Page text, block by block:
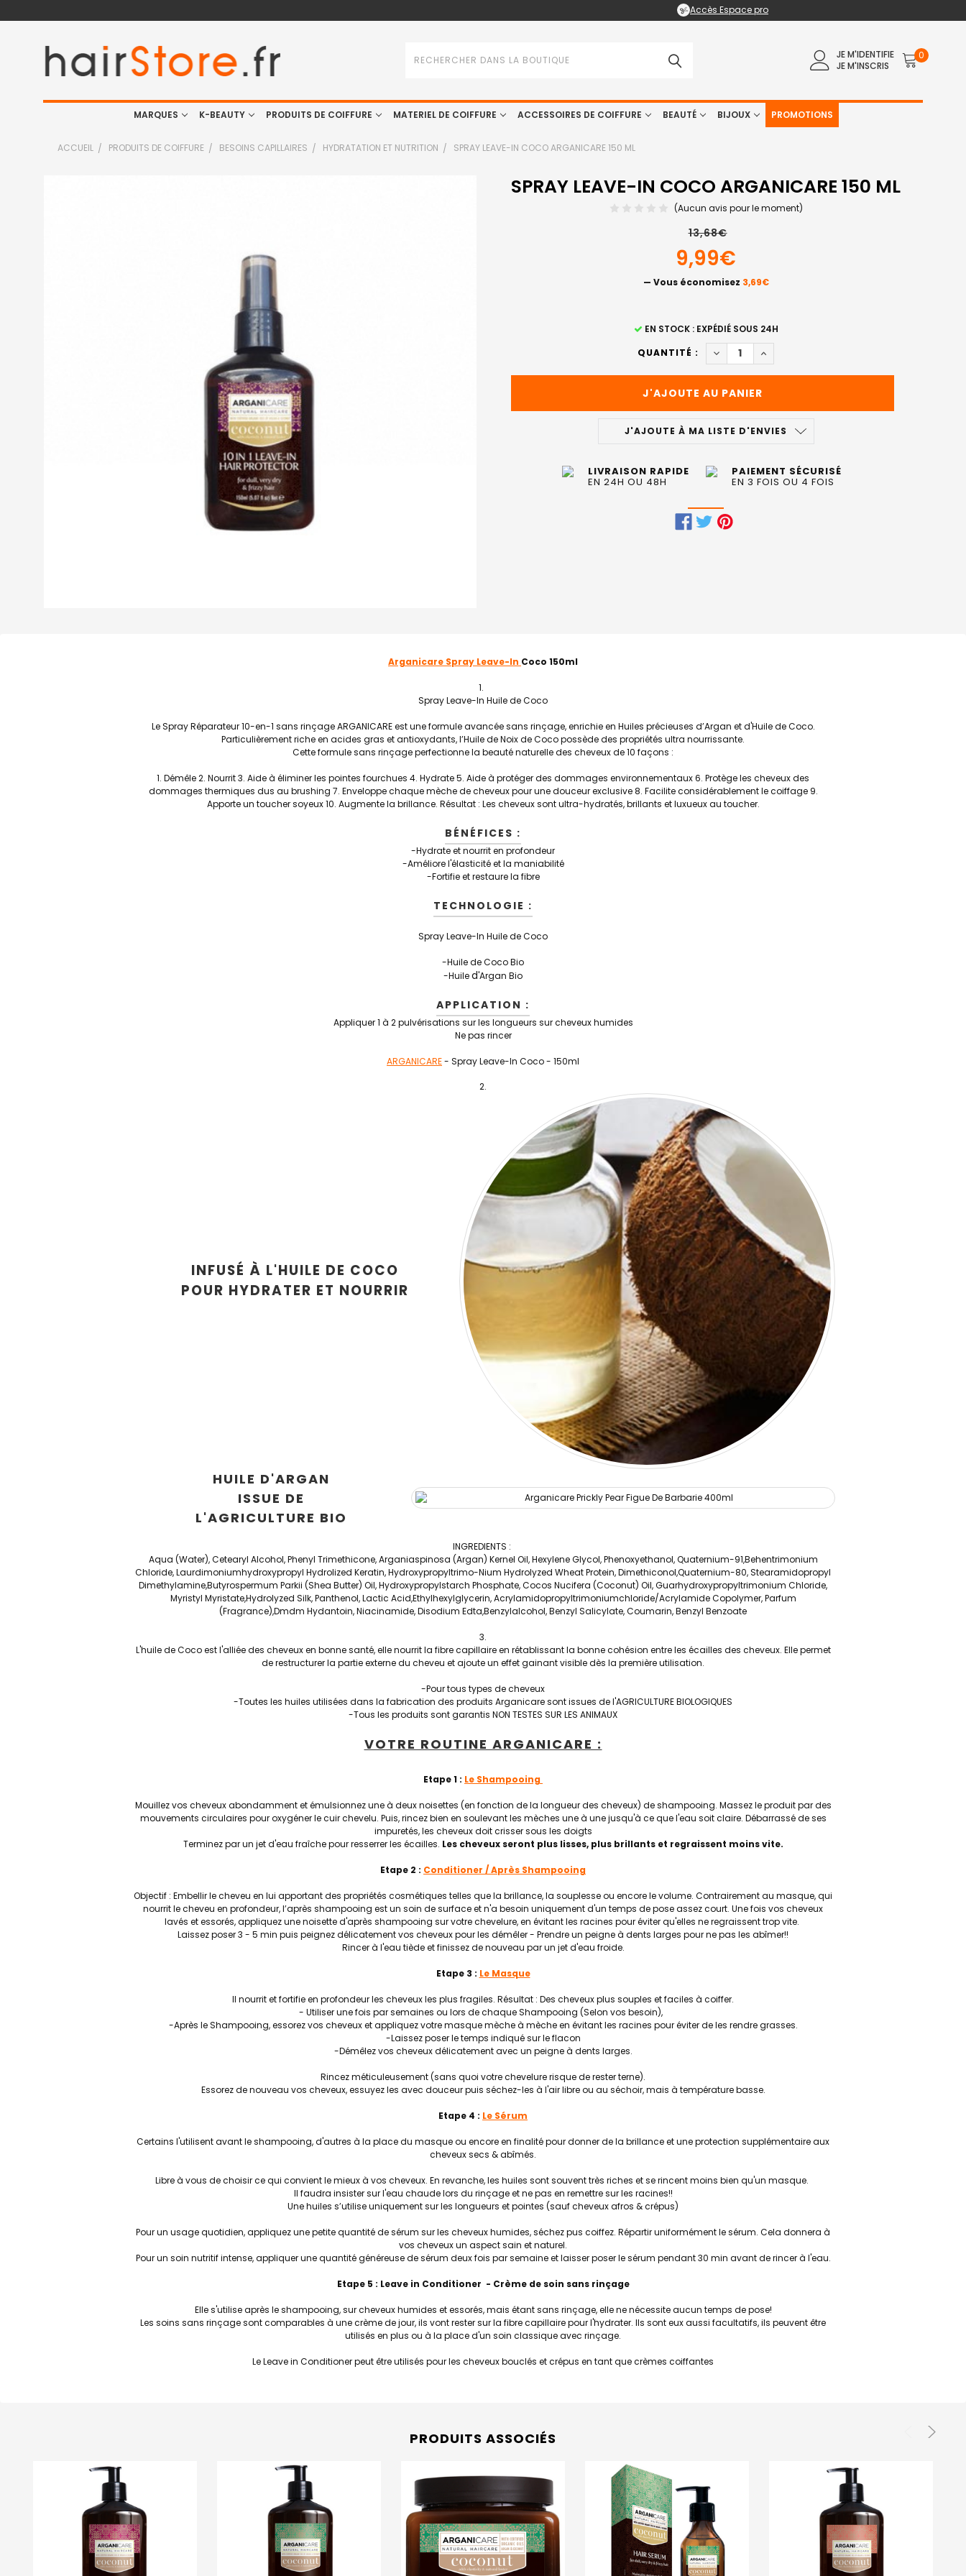
Accès Espace pro
JE M'IDENTIFIE
JE M'INSCRIS
0
MARQUES K-BEAUTY PRODUITS DE COIFFURE MATERIEL DE COIFFURE ACCESSOIRES DE COIFFURE BEAUTÉ BIJOUX PROMOTIONS
ACCUEIL PRODUITS DE COIFFURE BESOINS CAPILLAIRES HYDRATATION ET NUTRITION SPRAY LEAVE-IN COCO ARGANICARE 150 ML
SPRAY LEAVE-IN COCO ARGANICARE 150 ML
(Aucun avis pour le moment)
13,68€
9,99€
— Vous économisez 3,69€
EN STOCK : EXPÉDIÉ SOUS 24H
QUANTITÉ :
DIMINUER LA QUANTITÉ DE SPRAY LEAVE-IN
AUGMENTER LA QUANTITÉ DE SPRAY
J'AJOUTE À MA LISTE D'ENVIES
LIVRAISON RAPIDE
EN 24H OU 48H
PAIEMENT SÉCURISÉ
EN 3 FOIS OU 4 FOIS
Arganicare Spray Leave-In Coco 150ml
Spray Leave-In Huile de Coco
Le Spray Réparateur 10-en-1 sans rinçage ARGANICARE est une formule avancée sans rinçage, enrichie en Huiles précieuses d’Argan et d'Huile de Coco.
Particulièrement riche en acides gras et antioxydants, l’Huile de Noix de Coco possède des propriétés ultra nourrissante.
Cette formule sans rinçage perfectionne la beauté naturelle des cheveux de 10 façons :
1. Démêle 2. Nourrit 3. Aide à éliminer les pointes fourchues 4. Hydrate 5. Aide à protéger des dommages environnementaux 6. Protège les cheveux des
dommages thermiques dus au brushing 7. Enveloppe chaque mèche de cheveux pour une douceur exclusive 8. Facilite considérablement le coiffage 9.
Apporte un toucher soyeux 10. Augmente la brillance. Résultat : Les cheveux sont ultra-hydratés, brillants et luxueux au toucher.
BÉNÉFICES :
-Hydrate et nourrit en profondeur
-Améliore l'élasticité et la maniabilité
-Fortifie et restaure la fibre
TECHNOLOGIE :
Spray Leave-In Huile de Coco
-Huile de Coco Bio
-Huiled'Argan Bio
APPLICATION :
Appliquer 1 à 2 pulvérisations sur les longueurs sur cheveux humides
Ne pas rincer
ARGANICARE- Spray Leave-In Coco - 150ml
INFUSÉ À L'HUILE DE COCO
POUR HYDRATER ET NOURRIR
HUILE D'ARGAN
ISSUE DE
L'AGRICULTURE BIO
INGREDIENTS :
Aqua (Water), Cetearyl Alcohol, Phenyl Trimethicone, Arganiaspinosa (Argan) Kernel Oil, Hexylene Glycol, Phenoxyethanol, Quaternium-91,Behentrimonium
Chloride, Laurdimoniumhydroxypropyl Hydrolized Keratin, Hydroxypropyltrimo-Nium Hydrolyzed Wheat Protein, Dimethiconol,Quaternium-80, Stearamidopropyl
Dimethylamine,Butyrospermum Parkii (Shea Butter) Oil, Hydroxypropylstarch Phosphate, Cocos Nucifera (Coconut) Oil, Guarhydroxypropyltrimonium Chloride,
Myristyl Myristate,Hydrolyzed Silk, Panthenol, Lactic Acid,Ethylhexylglycerin, Acrylamidopropyltrimoniumchloride/Acrylamide Copolymer, Parfum
(Fragrance),Dmdm Hydantoin, Niacinamide, Disodium Edta,Benzylalcohol, Benzyl Salicylate, Coumarin, Benzyl Benzoate
L'huile de Coco est l'alliée des cheveux en bonne santé, elle nourrit la fibre capillaire en rétablissant la bonne cohésion entre les écailles des cheveux. Elle permet
de restructurer la partie externe du cheveu et ajoute un effet gainant visible dès la première utilisation.
-Pour tous types de cheveux
-Toutes les huiles utilisées dans la fabrication des produits Arganicare sont issues de l'AGRICULTURE BIOLOGIQUES
-Tous les produits sont garantis NON TESTES SUR LES ANIMAUX
VOTRE ROUTINE ARGANICARE :
Etape 1 : Le Shampooing
Mouillez vos cheveux abondamment et émulsionnez une à deux noisettes (en fonction de la longueur des cheveux) de shampooing. Massez le produit par des
mouvements circulaires pour oxygéner le cuir chevelu. Puis, rincez bien en soulevant les mèches une à une jusqu'à ce que l'eau soit claire. Débarrassé de ses
impuretés, les cheveux doit crisser sous les doigts
Terminez par un jet d'eau fraîche pour resserrer les écailles. Les cheveux seront plus lisses, plus brillants et regraissent moins vite.
Etape 2 : Conditioner / Après Shampooing
Objectif : Embellir le cheveu en lui apportant des propriétés cosmétiques telles que la brillance, la souplesse ou encore le volume. Contrairement au masque, qui
nourrit le cheveu en profondeur, l’après shampooing est un soin de surface et n'a besoin uniquement d'un temps de pose assez court. Une fois vos cheveux
lavés et essorés, appliquez une noisette d'après shampooing sur votre chevelure, en évitant les racines pour éviter qu'elles ne regraissent trop vite.
Laissez poser 3 - 5 min puis peignez délicatement vos cheveux pour les démêler - Prendre un peigne à dents larges pour ne pas les abîmer!!
Rincer à l'eau tiède et finissez de nouveau par un jet d'eau froide.
Etape 3 : Le Masque
Il nourrit et fortifie en profondeur les cheveux les plus fragiles. Résultat : Des cheveux plus souples et faciles à coiffer.
- Utiliser une fois par semaines ou lors de chaque Shampooing (Selon vos besoin),
-Après le Shampooing, essorez vos cheveux et appliquez votre masque mèche à mèche en évitant les racines pour éviter de les rendre grasses.
-Laissez poser le temps indiqué sur le flacon
-Démêlez vos cheveux délicatement avec un peigne à dents larges.
Rincez méticuleusement (sans quoi votre chevelure risque de rester terne).
Essorez de nouveau vos cheveux, essuyez les avec douceur puis séchez-les à l'air libre ou au séchoir, mais à température basse.
Etape 4 : Le Sérum
Certains l'utilisent avant le shampooing, d'autres à la place du masque ou encore en finalité pour donner de la brillance et une protection supplémentaire aux
cheveux secs & abîmés.
Libre à vous de choisir ce qui convient le mieux à vos cheveux. En revanche, les huiles sont souvent très riches et se rincent moins bien qu'un masque.
Il faudra insister sur l'eau chaude lors du rinçage et ne pas en remettre sur les racines!!
Une huiles s’utilise uniquement sur les longueurs et pointes (sauf cheveux afros & crépus)
Pour un usage quotidien, appliquez une petite quantité de sérum sur les cheveux humides, séchez pus coiffez. Répartir uniformément le sérum. Cela donnera à
vos cheveux un aspect sain et naturel.
Pour un soin nutritif intense, appliquer une quantité généreuse de sérum deux fois par semaine et laisser poser le sérum pendant 30 min avant de rincer à l'eau.
Etape 5 : Leave in Conditioner - Crème de soin sans rinçage
Elle s'utilise après le shampooing, sur cheveux humides et essorés, mais étant sans rinçage, elle ne nécessite aucun temps de pose!
Les soins sans rinçage sont comparables à une crème de jour, ils vont rester sur la fibre capillaire pour l'hydrater. Ils sont eux aussi facultatifs, ils peuvent être
utilisés en plus ou à la place d'un soin classique avec rinçage.
Le Leave in Conditioner peut être utilisés pour les cheveux bouclés et crépus en tant que crèmes coiffantes
PRODUITS ASSOCIÉS